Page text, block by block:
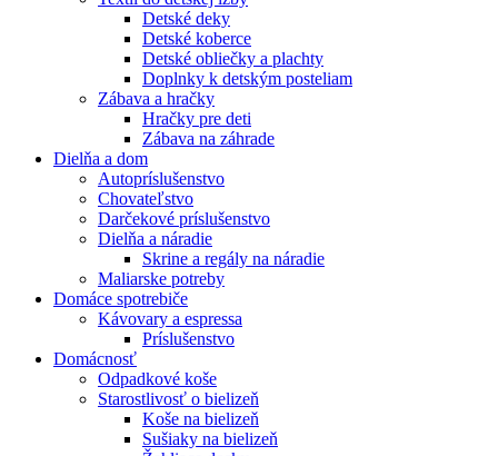
Detské deky
Detské koberce
Detské obliečky a plachty
Doplnky k detským posteliam
Zábava a hračky
Hračky pre deti
Zábava na záhrade
Dielňa a dom
Autopríslušenstvo
Chovateľstvo
Darčekové príslušenstvo
Dielňa a náradie
Skrine a regály na náradie
Maliarske potreby
Domáce spotrebiče
Kávovary a espressa
Príslušenstvo
Domácnosť
Odpadkové koše
Starostlivosť o bielizeň
Koše na bielizeň
Sušiaky na bielizeň